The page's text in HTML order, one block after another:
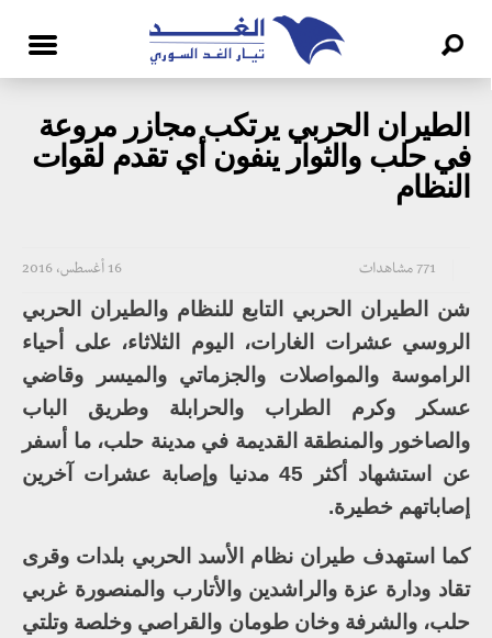
الطيران الحربي يرتكب مجازر مروعة
في حلب والثوار ينفون أي تقدم لقوات
النظام
16 أغسطس، 2016 771 مشاهدات
شن الطيران الحربي التابع للنظام والطيران الحربي
الروسي عشرات الغارات، اليوم الثلاثاء، على أحياء
الراموسة والمواصلات والجزماتي والميسر وقاضي
عسكر وكرم الطراب والحرابلة وطريق الباب
والصاخور والمنطقة القديمة في مدينة حلب، ما أسفر
عن استشهاد أكثر 45 مدنيا وإصابة عشرات آخرين
إصاباتهم خطيرة.
كما استهدف طيران نظام الأسد الحربي بلدات وقرى
تقاد ودارة عزة والراشدين والأتارب والمنصورة غربي
حلب، والشرفة وخان طومان والقراصي وخلصة وتلتي